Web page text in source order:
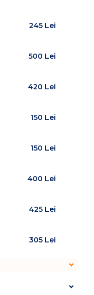
245 Lei
500 Lei
420 Lei
150 Lei
150 Lei
400 Lei
425 Lei
305 Lei